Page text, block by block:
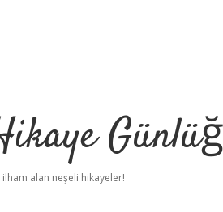
alan neşeli hikayeler!